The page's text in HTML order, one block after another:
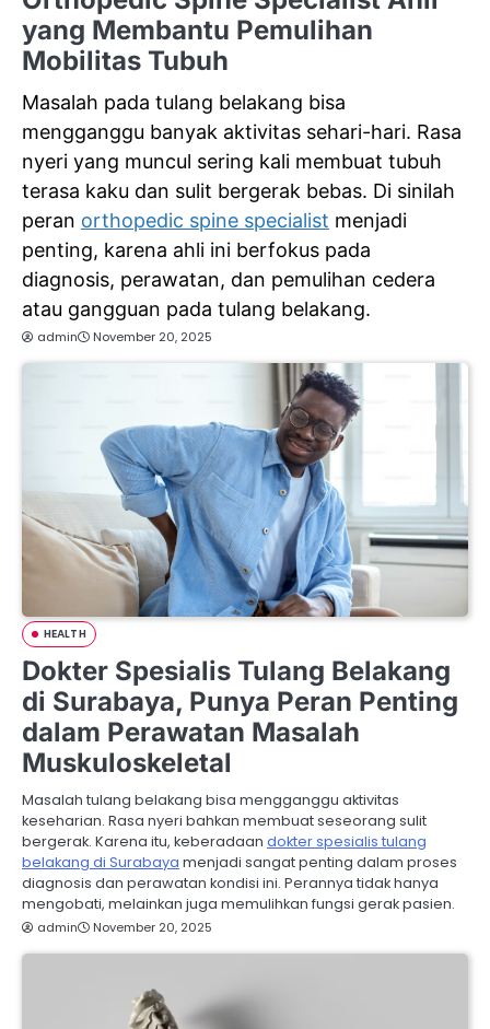
yang Membantu Pemulihan
Mobilitas Tubuh
Masalah pada tulang belakang bisa
mengganggu banyak aktivitas sehari-hari. Rasa
nyeri yang muncul sering kali membuat tubuh
terasa kaku dan sulit bergerak bebas. Di sinilah
peran orthopedic spine specialist menjadi
penting, karena ahli ini berfokus pada
diagnosis, perawatan, dan pemulihan cedera
atau gangguan pada tulang belakang.
admin November 20, 2025
HEALTH
Dokter Spesialis Tulang Belakang
di Surabaya, Punya Peran Penting
dalam Perawatan Masalah
Muskuloskeletal
Masalah tulang belakang bisa mengganggu aktivitas
keseharian. Rasa nyeri bahkan membuat seseorang sulit
bergerak. Karena itu, keberadaan dokter spesialis tulang
belakang di Surabaya menjadi sangat penting dalam proses
diagnosis dan perawatan kondisi ini. Perannya tidak hanya
mengobati, melainkan juga memulihkan fungsi gerak pasien.
admin November 20, 2025